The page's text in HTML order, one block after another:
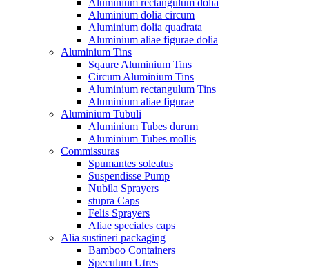
Aluminium rectangulum dolia
Aluminium dolia circum
Aluminium dolia quadrata
Aluminium aliae figurae dolia
Aluminium Tins
Sqaure Aluminium Tins
Circum Aluminium Tins
Aluminium rectangulum Tins
Aluminium aliae figurae
Aluminium Tubuli
Aluminium Tubes durum
Aluminium Tubes mollis
Commissuras
Spumantes soleatus
Suspendisse Pump
Nubila Sprayers
stupra Caps
Felis Sprayers
Aliae speciales caps
Alia sustineri packaging
Bamboo Containers
Speculum Utres